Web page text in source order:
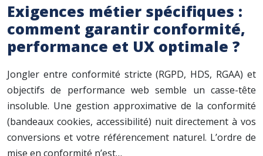
Exigences métier spécifiques :
comment garantir conformité,
performance et UX optimale ?
Jongler entre conformité stricte (RGPD, HDS, RGAA) et
objectifs de performance web semble un casse-tête
insoluble. Une gestion approximative de la conformité
(bandeaux cookies, accessibilité) nuit directement à vos
conversions et votre référencement naturel. L’ordre de
mise en conformité n’est…